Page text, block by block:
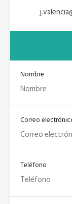
Nombre
Correo
Teléfono